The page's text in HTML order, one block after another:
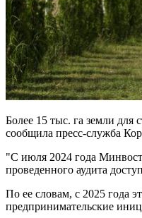
Более 15 тыс. га земли для
сообщила пресс-служба
"С июля 2024 года
проведенного аудита
По ее словам, с 2025 года
предпринимательские